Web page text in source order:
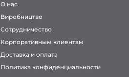
О нас
Виробництво
Сотрудничество
Корпоративным клиентам
Доставка и оплата
Политика конфиденциальности